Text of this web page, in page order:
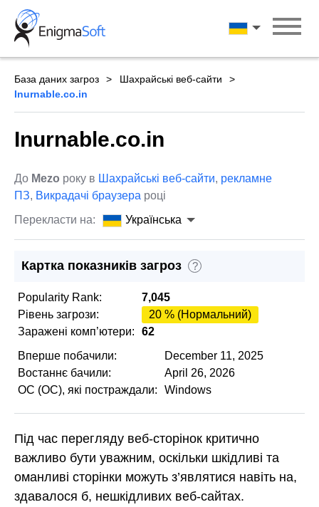
Skip
content
Українська
База даних загроз
Шахрайські веб-сайти
Inurnable.co.in
Inurnable.co.in
До Mezo року в Шахрайські веб-сайти, рекламне
ПЗ, Викрадачі браузера році
Перекласти на:
Українська
Картка показників загроз ?
Popularity Rank:
7,045
Рівень загрози:
20 % (Нормальний)
Заражені комп’ютери:
62
Вперше побачили:
December 11, 2025
Востаннє бачили:
April 26, 2026
ОС (ОС), які постраждали:
Windows
Під час перегляду веб-сторінок критично
важливо бути уважним, оскільки шкідливі та
оманливі сторінки можуть з’являтися навіть на,
здавалося б, нешкідливих веб-сайтах.